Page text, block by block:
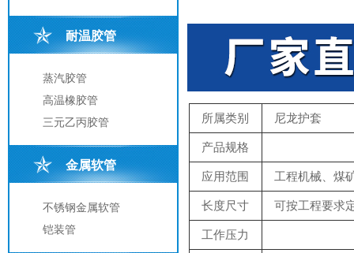
耐温胶管
蒸汽胶管
高温橡胶管
三元乙丙胶管
金属软管
不锈钢金属软管
铠装管
所属类别 尼龙护套
产品规格
应用范围 工程机械、煤
长度尺寸 可按工程要求
工作压力